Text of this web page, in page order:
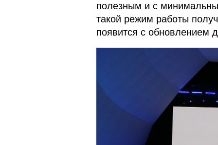
полезным и с
такой режим работы
появится с обновлением